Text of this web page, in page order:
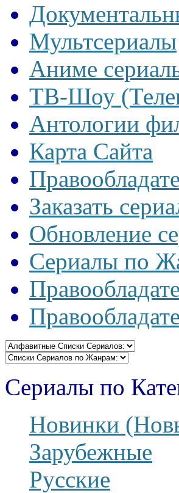
Мультсериалы
Аниме
ТВ-Шоу
Антологии
Карта Сайта
Заказать
Обновление
Сериалы по
Сериалы по
Новинки
Зарубежные
Русские